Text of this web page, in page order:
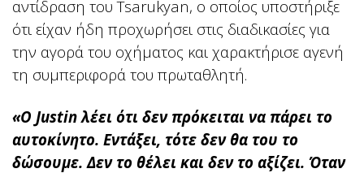
αντίδραση του Tsarukyan, ο οποίος υποστήριξε
ότι είχαν ήδη προχωρήσει στις διαδικασίες για
την αγορά του οχήματος και χαρακτήρισε αγενή
τη συμπεριφορά του πρωταθλητή.
«Ο Justin λέει ότι δεν πρόκειται να πάρει το
αυτοκίνητο. Εντάξει, τότε δεν θα του το
δώσουμε. Δεν το θέλει και δεν το αξίζει. Όταν